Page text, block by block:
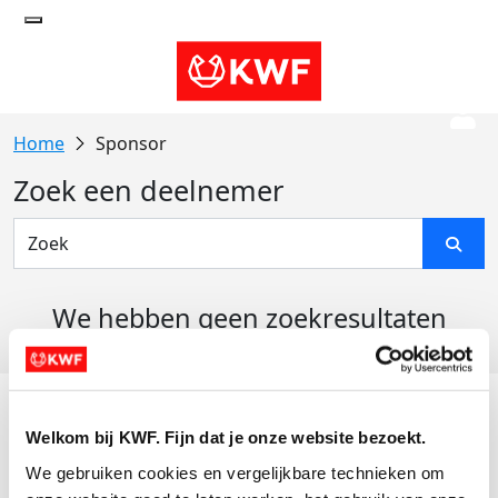
Welkom bij KWF. Fijn dat je onze website bezoekt.
We gebruiken cookies en vergelijkbare technieken om
Sponsor
Zoek een deelnemer
We hebben geen zoekresultaten
Actiematerialen
Evenementen